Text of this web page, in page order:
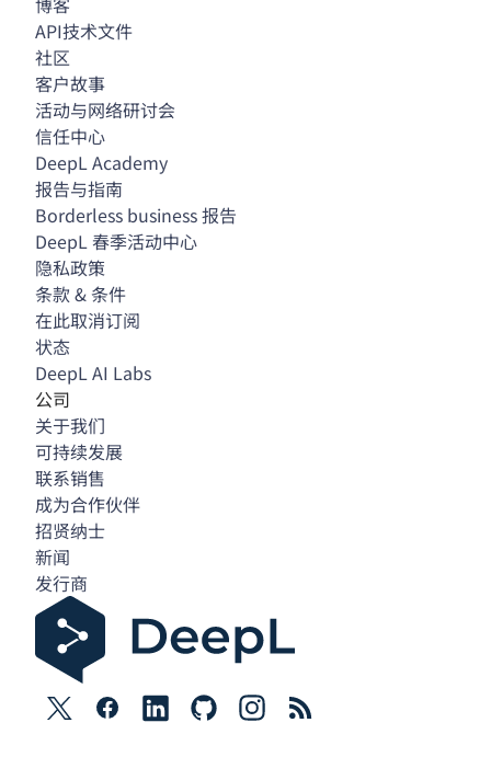
API技术文件
社区
客户故事
活动与网络研讨会
信任中心
DeepL Academy
报告与指南
Borderless business 报告
DeepL 春季活动中心
隐私政策
条款 & 条件
在此取消订阅
状态
DeepL AI Labs
公司
关于我们
可持续发展
联系销售
成为合作伙伴
招贤纳士
新闻
发行商